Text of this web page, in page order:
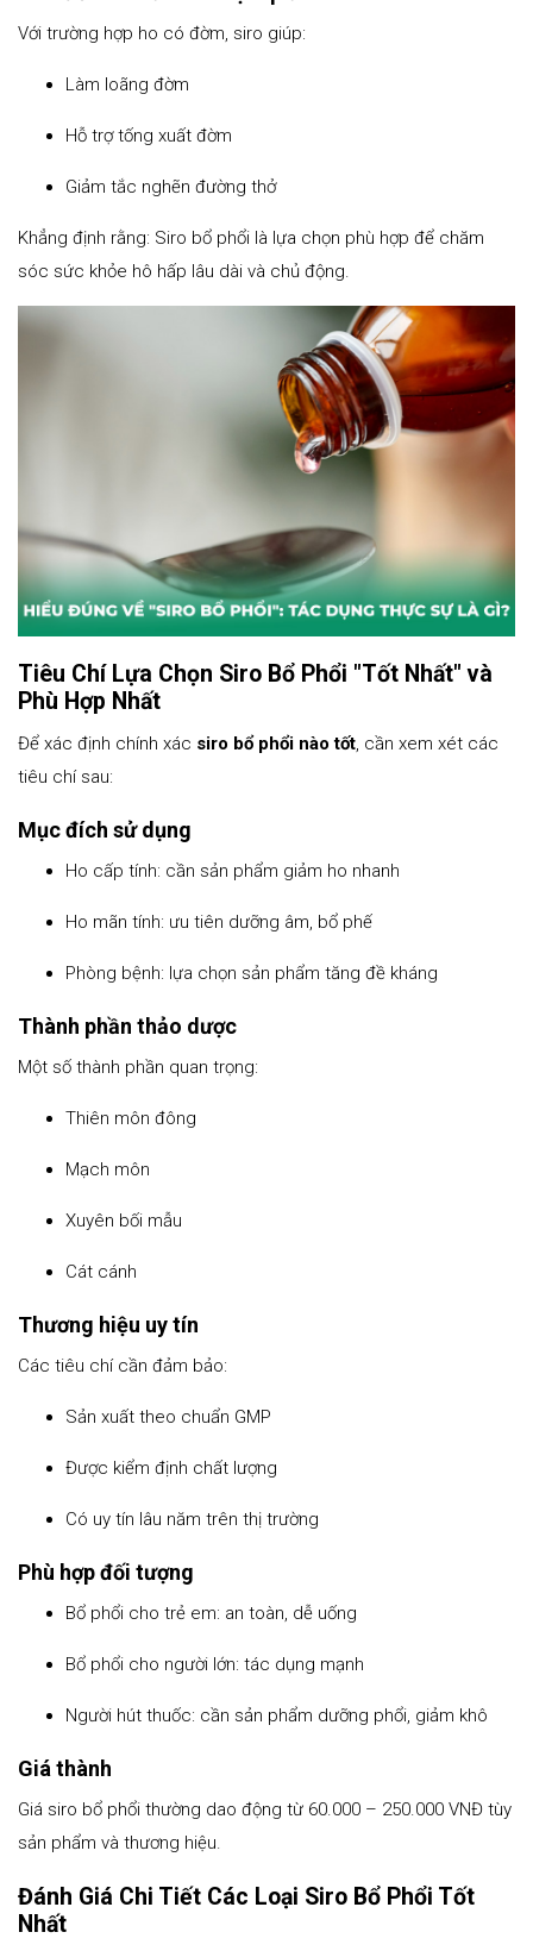
Với trường hợp ho có đờm, siro giúp:
Làm loãng đờm
Hỗ trợ tống xuất đờm
Giảm tắc nghẽn đường thở
Khẳng định rằng: Siro bổ phổi là lựa chọn phù hợp để chăm
sóc sức khỏe hô hấp lâu dài và chủ động.
Tiêu Chí Lựa Chọn Siro Bổ Phổi "Tốt Nhất" và
Phù Hợp Nhất
Để xác định chính xác siro bổ phổi nào tốt, cần xem xét các
tiêu chí sau:
Mục đích sử dụng
Ho cấp tính: cần sản phẩm giảm ho nhanh
Ho mãn tính: ưu tiên dưỡng âm, bổ phế
Phòng bệnh: lựa chọn sản phẩm tăng đề kháng
Thành phần thảo dược
Một số thành phần quan trọng:
Thiên môn đông
Mạch môn
Xuyên bối mẫu
Cát cánh
Thương hiệu uy tín
Các tiêu chí cần đảm bảo:
Sản xuất theo chuẩn GMP
Được kiểm định chất lượng
Có uy tín lâu năm trên thị trường
Phù hợp đối tượng
Bổ phổi cho trẻ em: an toàn, dễ uống
Bổ phổi cho người lớn: tác dụng mạnh
Người hút thuốc: cần sản phẩm dưỡng phổi, giảm khô
Giá thành
Giá siro bổ phổi thường dao động từ 60.000 – 250.000 VNĐ tùy
sản phẩm và thương hiệu.
Đánh Giá Chi Tiết Các Loại Siro Bổ Phổi Tốt
Nhất